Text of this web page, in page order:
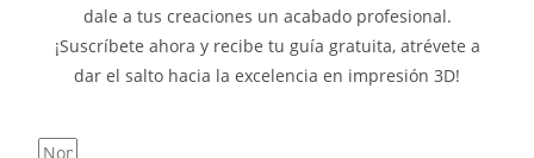
dale a tus creaciones un acabado profesional.
¡Suscríbete ahora y recibe tu guía gratuita, atrévete a
dar el salto hacia la excelencia en impresión 3D!